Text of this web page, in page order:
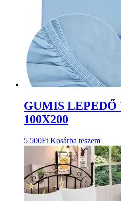
GUMIS
100X200
5 500Ft Kosárba teszem